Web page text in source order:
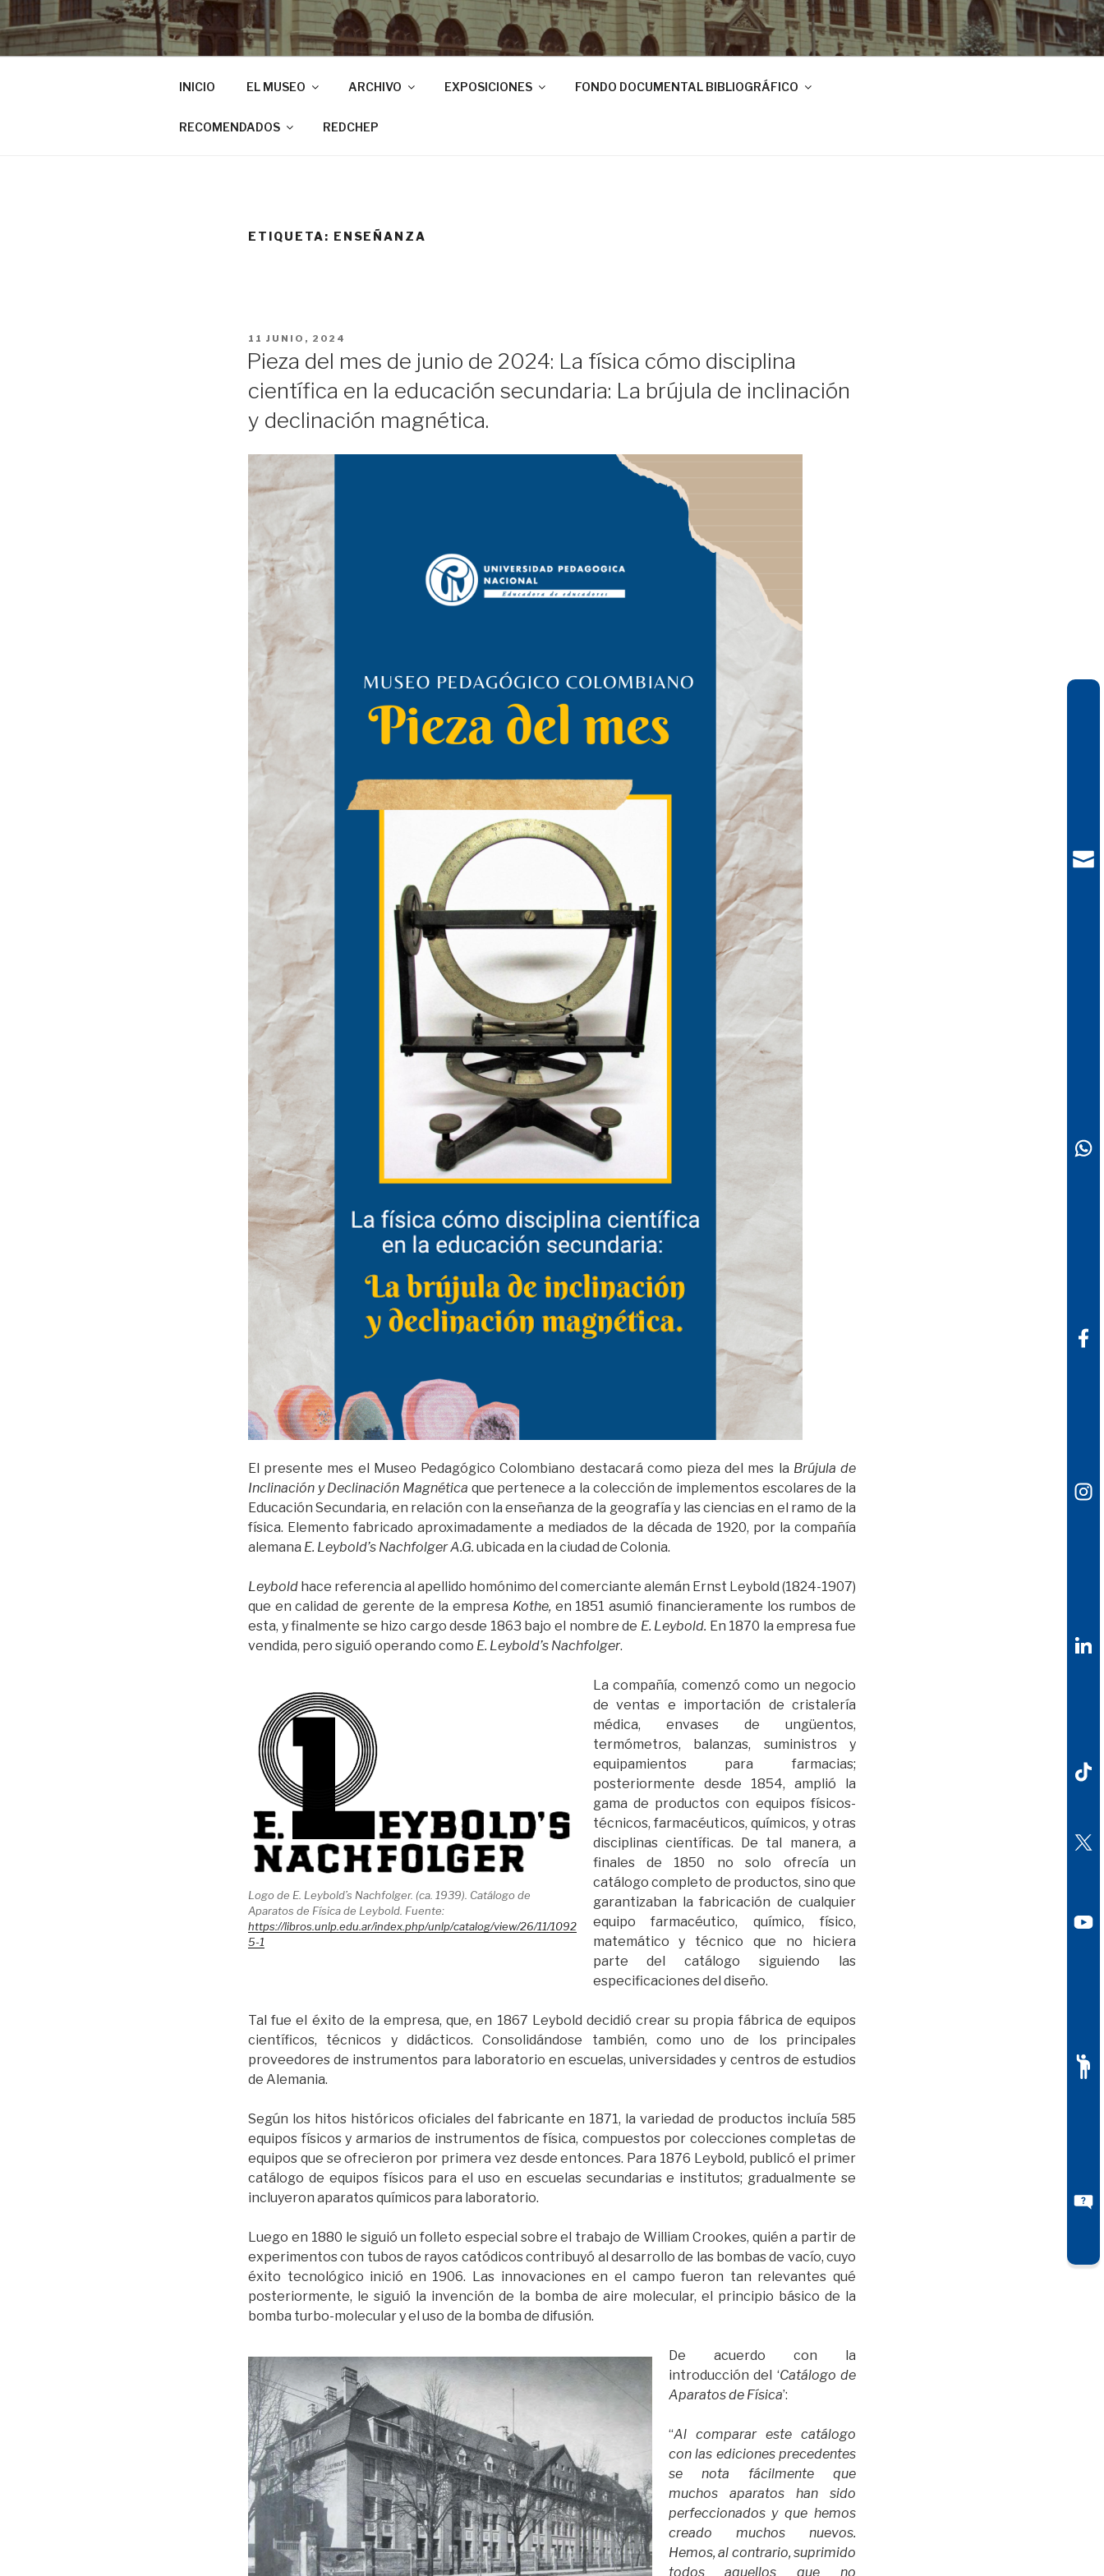
INICIO EL MUSEO ARCHIVO EXPOSICIONES FONDO DOCUMENTAL BIBLIOGRÁFICO
RECOMENDADOS REDCHEP
ETIQUETA: ENSEÑANZA
PUBLICADO
11 JUNIO, 2024
Pieza del mes de junio de 2024: La física cómo disciplina
científica en la educación secundaria: La brújula de inclinación
y declinación magnética.
El presente mes el Museo Pedagógico Colombiano destacará como pieza del mes la Brújula de
Inclinación y Declinación Magnética que pertenece a la colección de implementos escolares de la
Educación Secundaria, en relación con la enseñanza de la geografía y las ciencias en el ramo de la
física. Elemento fabricado aproximadamente a mediados de la década de 1920, por la compañía
alemana E. Leybold’s Nachfolger A.G. ubicada en la ciudad de Colonia.
Leybold hace referencia al apellido homónimo del comerciante alemán Ernst Leybold (1824-1907)
que en calidad de gerente de la empresa Kothe, en 1851 asumió financieramente los rumbos de
esta, y finalmente se hizo cargo desde 1863 bajo el nombre de E. Leybold. En 1870 la empresa fue
vendida, pero siguió operando como E. Leybold’s Nachfolger.
Logo de E. Leybold’s Nachfolger. (ca. 1939). Catálogo de
Aparatos de Física de Leybold. Fuente:
https://libros.unlp.edu.ar/index.php/unlp/catalog/view/26/11/1092
5-1
La compañía, comenzó como un negocio
de ventas e importación de cristalería
médica, envases de ungüentos,
termómetros, balanzas, suministros y
equipamientos para farmacias;
posteriormente desde 1854, amplió la
gama de productos con equipos físicos-
técnicos, farmacéuticos, químicos, y otras
disciplinas científicas. De tal manera, a
finales de 1850 no solo ofrecía un
catálogo completo de productos, sino que
garantizaban la fabricación de cualquier
equipo farmacéutico, químico, físico,
matemático y técnico que no hiciera
parte del catálogo siguiendo las
especificaciones del diseño.
Tal fue el éxito de la empresa, que, en 1867 Leybold decidió crear su propia fábrica de equipos
científicos, técnicos y didácticos. Consolidándose también, como uno de los principales
proveedores de instrumentos para laboratorio en escuelas, universidades y centros de estudios
de Alemania.
Según los hitos históricos oficiales del fabricante en 1871, la variedad de productos incluía 585
equipos físicos y armarios de instrumentos de física, compuestos por colecciones completas de
equipos que se ofrecieron por primera vez desde entonces. Para 1876 Leybold, publicó el primer
catálogo de equipos físicos para el uso en escuelas secundarias e institutos; gradualmente se
incluyeron aparatos químicos para laboratorio.
Luego en 1880 le siguió un folleto especial sobre el trabajo de William Crookes, quién a partir de
experimentos con tubos de rayos catódicos contribuyó al desarrollo de las bombas de vacío, cuyo
éxito tecnológico inició en 1906. Las innovaciones en el campo fueron tan relevantes qué
posteriormente, le siguió la invención de la bomba de aire molecular, el principio básico de la
bomba turbo-molecular y el uso de la bomba de difusión.
De acuerdo con la
introducción del ‘Catálogo de
Aparatos de Física’:
“Al comparar este catálogo
con las ediciones precedentes
se nota fácilmente que
muchos aparatos han sido
perfeccionados y que hemos
creado muchos nuevos.
Hemos, al contrario, suprimido
todos aquellos que no